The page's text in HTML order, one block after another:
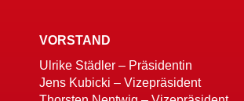
VORSTAND
Ulrike Städler – Präsidentin
Jens Kubicki – Vizepräsident